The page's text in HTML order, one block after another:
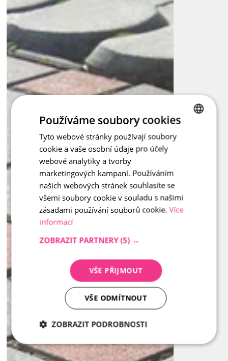
CZECH
Používáme soubory cookies
Tyto webové stránky používají soubory
cookie a vaše osobní údaje pro účely
webové analytiky a tvorby
marketingových kampaní. Používáním
našich webových stránek souhlasíte se
všemi soubory cookie v souladu s našimi
zásadami používání souborů cookie. Více
informací
ZOBRAZIT PARTNERY (5) →
VŠE PŘIJMOUT
VŠE ODMÍTNOUT
ZOBRAZIT PODROBNOSTI
Nezbytně
nutné
Analytika Marketing